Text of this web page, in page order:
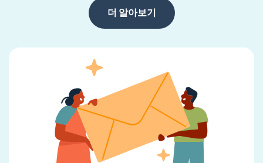
더 알아보기